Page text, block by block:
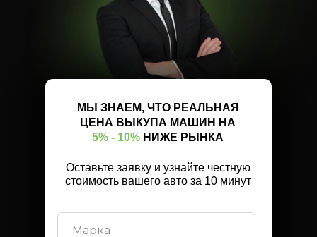
Оставьте заявку и узнайте честную
стоимость вашего авто за 10 минут
МЫ ЗНАЕМ, ЧТО РЕАЛЬНАЯ
ЦЕНА ВЫКУПА МАШИН НА
5% - 10% НИЖЕ РЫНКА